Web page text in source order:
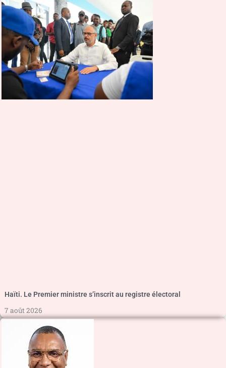
Haïti. Le Premier ministre s’inscrit au registre électoral
7 août 2026